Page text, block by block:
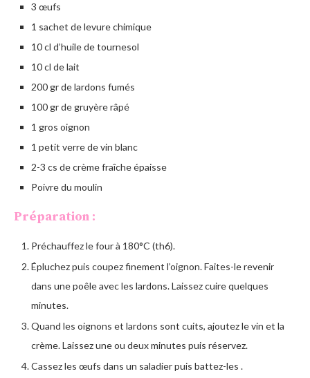
3 œufs
1 sachet de levure chimique
10 cl d’huile de tournesol
10 cl de lait
200 gr de lardons fumés
100 gr de gruyère râpé
1 gros oignon
1 petit verre de vin blanc
2-3 cs de crème fraîche épaisse
Poivre du moulin
Préparation :
Préchauffez le four à 180°C (th6).
Épluchez puis coupez finement l’oignon. Faites-le revenir
dans une poêle avec les lardons. Laissez cuire quelques
minutes.
Quand les oignons et lardons sont cuits, ajoutez le vin et la
crème. Laissez une ou deux minutes puis réservez.
Cassez les œufs dans un saladier puis battez-les .